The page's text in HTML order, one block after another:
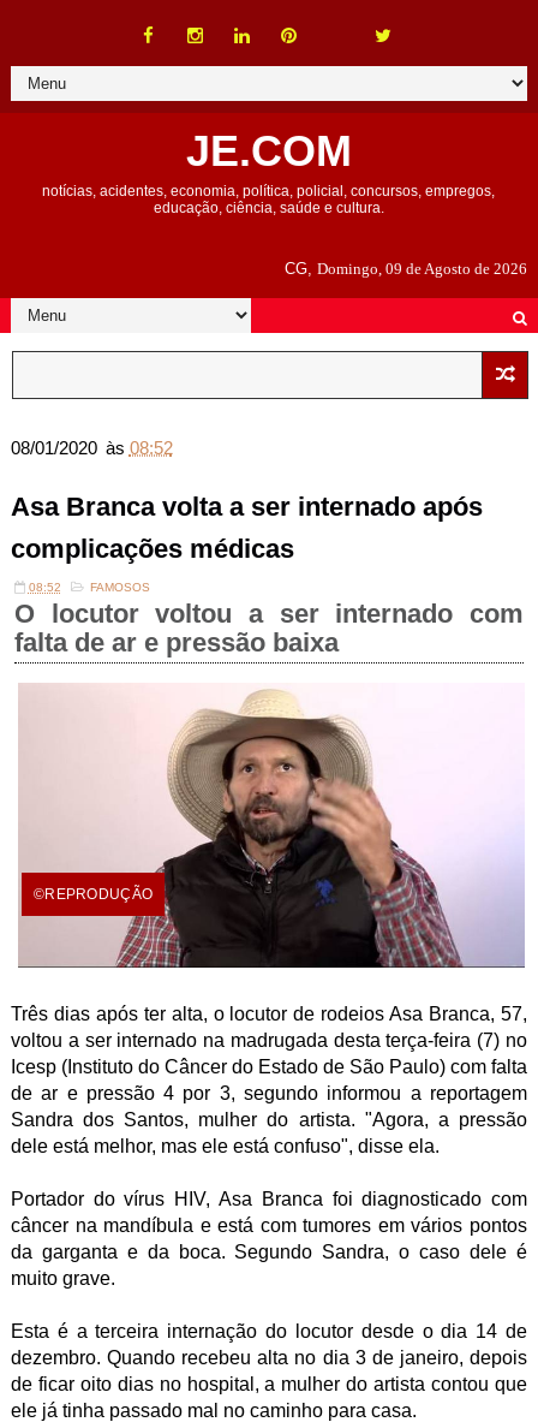
JE.COM
notícias, acidentes, economia, política, policial, concursos, empregos,
educação, ciência, saúde e cultura.
CG,Domingo, 09 de Agosto de 2026
08/01/2020 às 08:52
Asa Branca volta a ser internado após
complicações médicas
08:52 FAMOSOS
O locutor voltou a ser internado com
falta de ar e pressão baixa
©REPRODUÇÃO
Três dias após ter alta, o locutor de rodeios Asa Branca, 57,
voltou a ser internado na madrugada desta terça-feira (7) no
Icesp (Instituto do Câncer do Estado de São Paulo) com falta
de ar e pressão 4 por 3, segundo informou a reportagem
Sandra dos Santos, mulher do artista. "Agora, a pressão
dele está melhor, mas ele está confuso", disse ela.
Portador do vírus HIV, Asa Branca foi diagnosticado com
câncer na mandíbula e está com tumores em vários pontos
da garganta e da boca. Segundo Sandra, o caso dele é
muito grave.
Esta é a terceira internação do locutor desde o dia 14 de
dezembro. Quando recebeu alta no dia 3 de janeiro, depois
de ficar oito dias no hospital, a mulher do artista contou que
ele já tinha passado mal no caminho para casa.